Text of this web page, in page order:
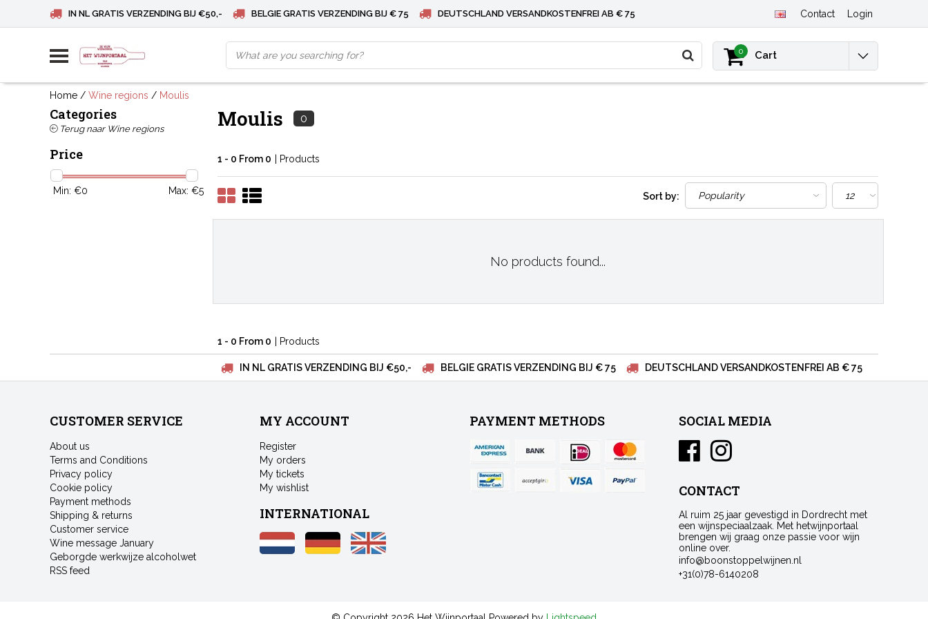
IN NL GRATIS VERZENDING BIJ €50,- BELGIE GRATIS VERZENDING BIJ € 75 DEUTSCHLAND VERSANDKOSTENFREI AB € 75 Contact Login
0 Cart
Home / Wine regions / Moulis
Categories
Terug naar Wine regions
Price
Min: €0 Max: €5
Moulis 0
1 - 0 From 0 | Products
Sort by:
No products found...
1 - 0 From 0 | Products
IN NL GRATIS VERZENDING BIJ €50,- BELGIE GRATIS VERZENDING BIJ € 75 DEUTSCHLAND VERSANDKOSTENFREI AB € 75
CUSTOMER SERVICE
About us
Terms and Conditions
Privacy policy
Cookie policy
Payment methods
Shipping & returns
Customer service
Wine message January
Geborgde werkwijze alcoholwet
RSS feed
MY ACCOUNT
Register
My orders
My tickets
My wishlist
INTERNATIONAL
PAYMENT METHODS SOCIAL MEDIA
CONTACT
Al ruim 25 jaar gevestigd in Dordrecht met
een wijnspeciaalzaak. Met hetwijnportaal
brengen wij graag onze passie voor wijn
online over.
info@boonstoppelwijnen.nl
+31(0)78-6140208